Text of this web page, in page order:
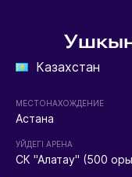
Казахстан
МЕСТОНАХОЖДЕНИЕ
Астана
УЙДЕГІ АРЕНА
СК "Алатау" (500